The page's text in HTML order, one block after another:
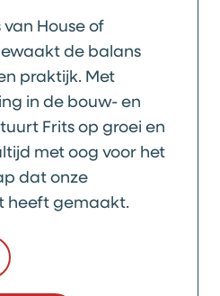
House of
de balans
praktijk. Met
in de bouw- en
Frits op groei en
met oog voor het
dat onze
heeft gemaakt.